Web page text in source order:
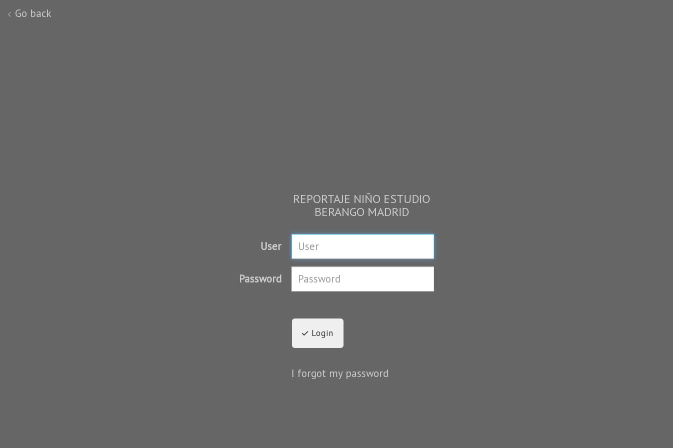
Go back
REPORTAJE NIÑO ESTUDIO
BERANGO MADRID
User
Password
Login
I forgot my password